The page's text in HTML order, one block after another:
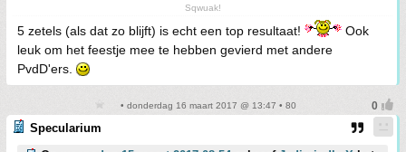
Sqwuak!
5 zetels (als dat zo blijft) is echt een top resultaat!
Ook
leuk om het feestje mee te hebben gevierd met andere
PvdD'ers.
• donderdag 16 maart 2017 @ 13:47 • 80
Specularium